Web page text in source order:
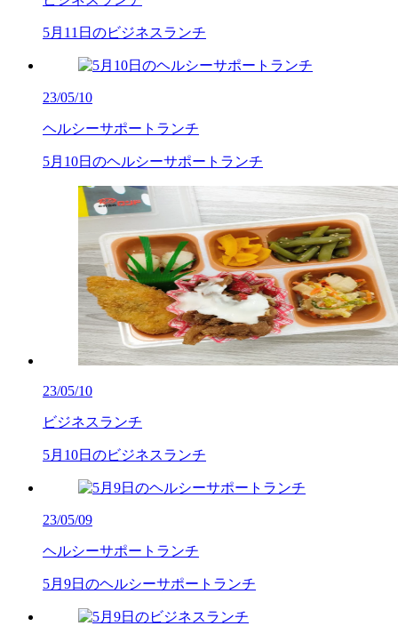
5月11日のビジネスランチ
23/05/10
ヘルシーサポートランチ
5月10日のヘルシーサポートランチ
23/05/10
ビジネスランチ
5月10日のビジネスランチ
23/05/09
ヘルシーサポートランチ
5月9日のヘルシーサポートランチ